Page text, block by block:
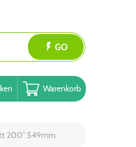
GO
Warenkorb
200° 549mm